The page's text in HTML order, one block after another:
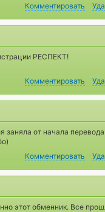
Комментировать
РЕСПЕКТ!
Комментировать
заняла от начала
Комментировать
этот обменник. Все